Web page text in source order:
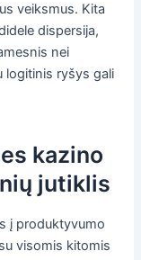
veiksmus. Kita
dispersija,
nei
logitinis ryšys gali
kazino
jutiklis
į produktyvumo
visomis kitomis